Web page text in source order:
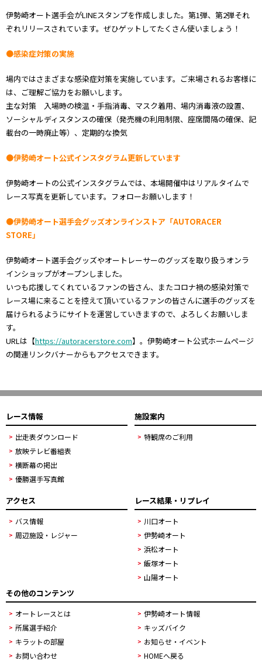
伊勢崎オート選手会がLINEスタンプを作成しました。第1弾、第2弾それ
ぞれリリースされています。ぜひゲットしてたくさん使いましょう！
●感染症対策の実施
場内ではさまざまな感染症対策を実施しています。ご来場されるお客様に
は、ご理解ご協力をお願いします。
主な対策 入場時の検温・手指消毒、マスク着用、場内消毒液の設置、
ソーシャルディスタンスの確保（発売機の利用制限、座席間隔の確保、記
載台の一時廃止等）、定期的な換気
●伊勢崎オート公式インスタグラム更新しています
伊勢崎オートの公式インスタグラムでは、本場開催中はリアルタイムで
レース写真を更新しています。フォローお願いします！
●伊勢崎オート選手会グッズオンラインストア「AUTORACER
STORE」
伊勢崎オート選手会グッズやオートレーサーのグッズを取り扱うオンラ
インショップがオープンしました。
いつも応援してくれているファンの皆さん、またコロナ禍の感染対策で
レース場に来ることを控えて頂いているファンの皆さんに選手のグッズを
届けられるようにサイトを運営していきますので、よろしくお願いしま
す。
URLは【https://autoracerstore.com】。伊勢崎オート公式ホームページ
の関連リンクバナーからもアクセスできます。
レース情報
出走表ダウンロード
放映テレビ番組表
横断幕の掲出
優勝選手写真館
施設案内
特観席のご利用
アクセス
バス情報
周辺施設・レジャー
レース結果・リプレイ
川口オート
伊勢崎オート
浜松オート
飯塚オート
山陽オート
その他のコンテンツ
オートレースとは
伊勢崎オート情報
所属選手紹介
キッズバイク
キラットの部屋
お知らせ・イベント
お問い合わせ
HOMEへ戻る